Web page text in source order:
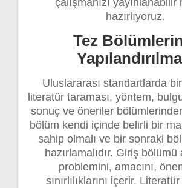
çalışmanızı yayınlanabilir
hazırlıyoruz.
Tez
Uluslararası standartlarda
literatür taraması, yöntem,
sonuç ve öneriler
bölüm kendi içinde belirli bir
sahip olmalı ve bir sonraki
hazırlamalıdır. Giriş bölümü
problemini, amacını,
sınırlılıklarını içerir.